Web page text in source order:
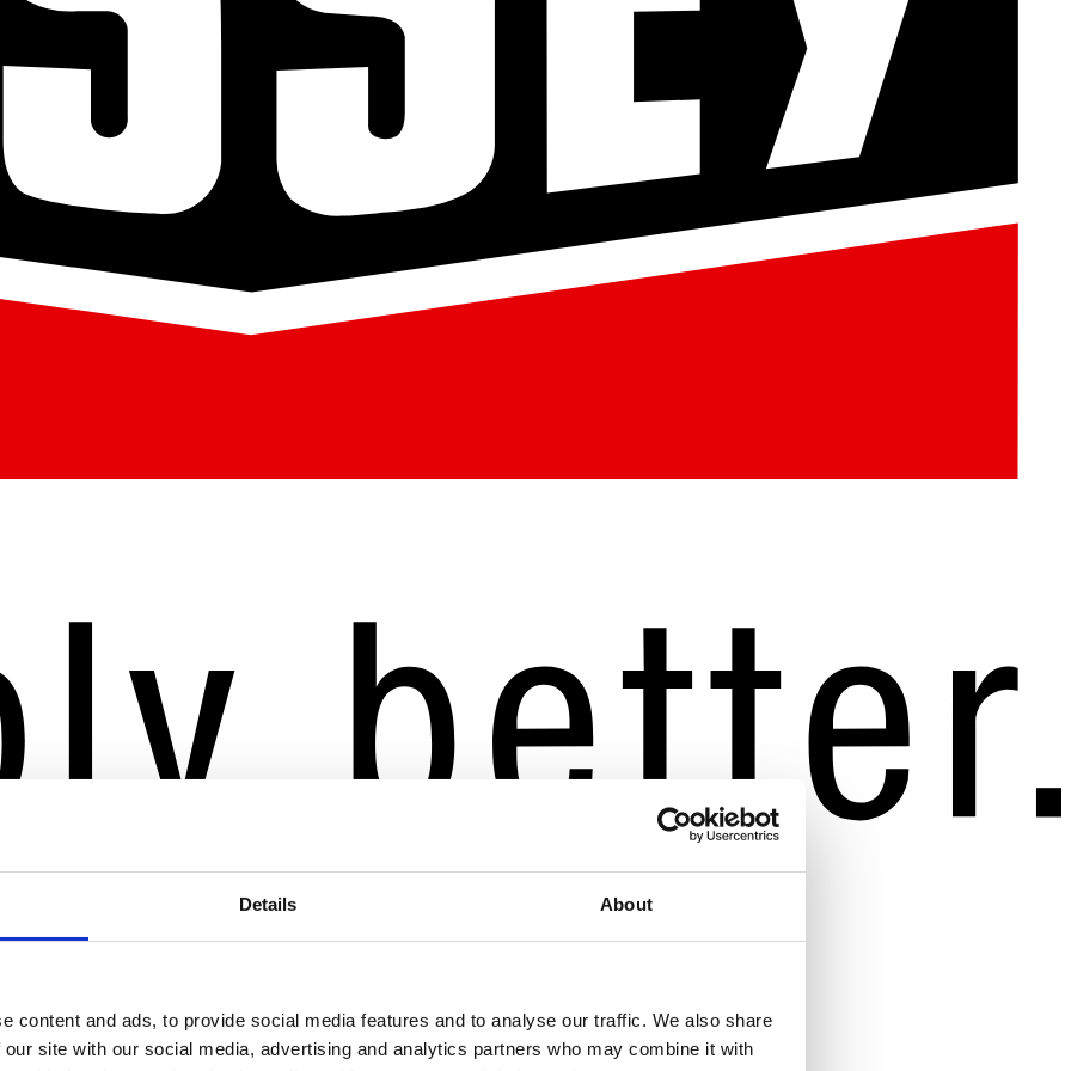
Details About
content and ads, to provide social media features and to analyse our traffic. We also share
site with our social media, advertising and analytics partners who may combine it with